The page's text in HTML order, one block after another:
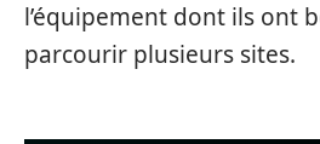
l’équipement dont ils ont
parcourir plusieurs sites.